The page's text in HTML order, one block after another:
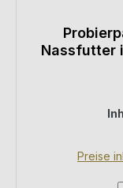
Nassfutter
der
Premium
Preise